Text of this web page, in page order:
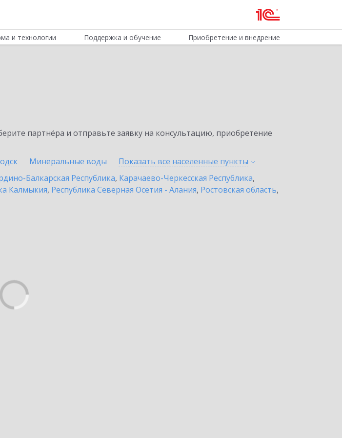
и технологии Поддержка и обучение Приобретение и внедрение
партнёра и отправьте заявку на консультацию, приобретение
Минеральные воды Показать все населенные пункты
Балкарская Республика, Карачаево-Черкесская Республика,
Калмыкия, Республика Северная Осетия - Алания, Ростовская область,